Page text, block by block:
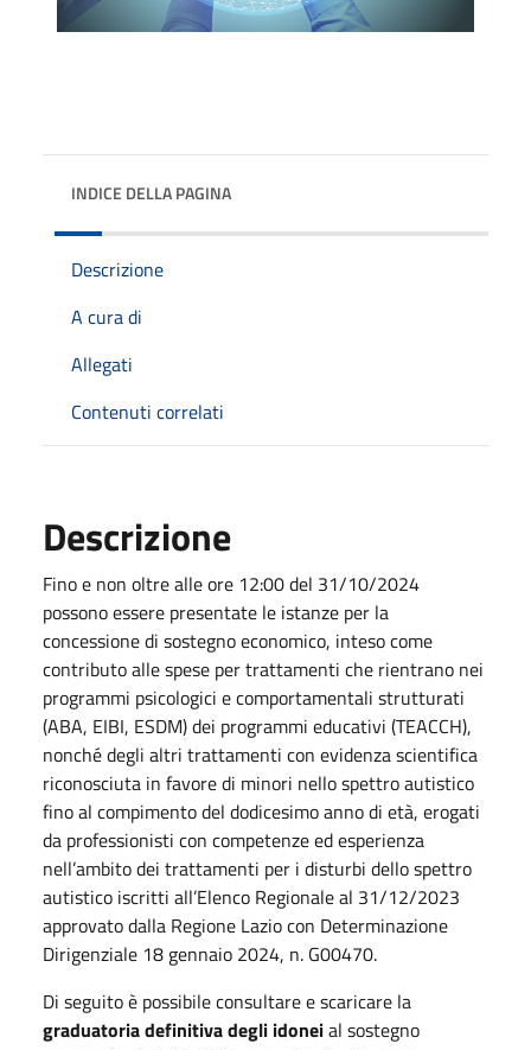
INDICE DELLA PAGINA
Descrizione
A cura di
Allegati
Contenuti correlati
Descrizione
Fino e non oltre alle ore 12:00 del 31/10/2024
possono essere presentate le istanze per la
concessione di sostegno economico, inteso come
contributo alle spese per trattamenti che rientrano nei
programmi psicologici e comportamentali strutturati
(ABA, EIBI, ESDM) dei programmi educativi (TEACCH),
nonché degli altri trattamenti con evidenza scientifica
riconosciuta in favore di minori nello spettro autistico
fino al compimento del dodicesimo anno di età, erogati
da professionisti con competenze ed esperienza
nell’ambito dei trattamenti per i disturbi dello spettro
autistico iscritti all’Elenco Regionale al 31/12/2023
approvato dalla Regione Lazio con Determinazione
Dirigenziale 18 gennaio 2024, n. G00470.
Di seguito è possibile consultare e scaricare la
graduatoria definitiva degli idoneial sostegno